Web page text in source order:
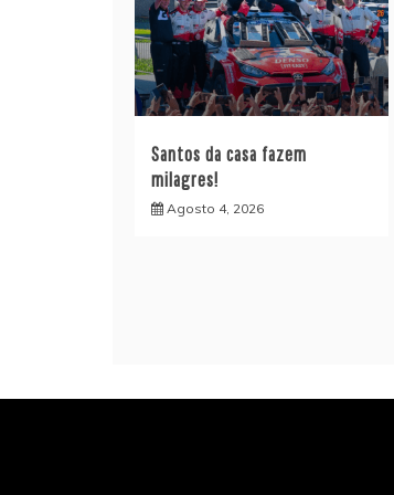
Santos da casa fazem
milagres!
Agosto 4, 2026